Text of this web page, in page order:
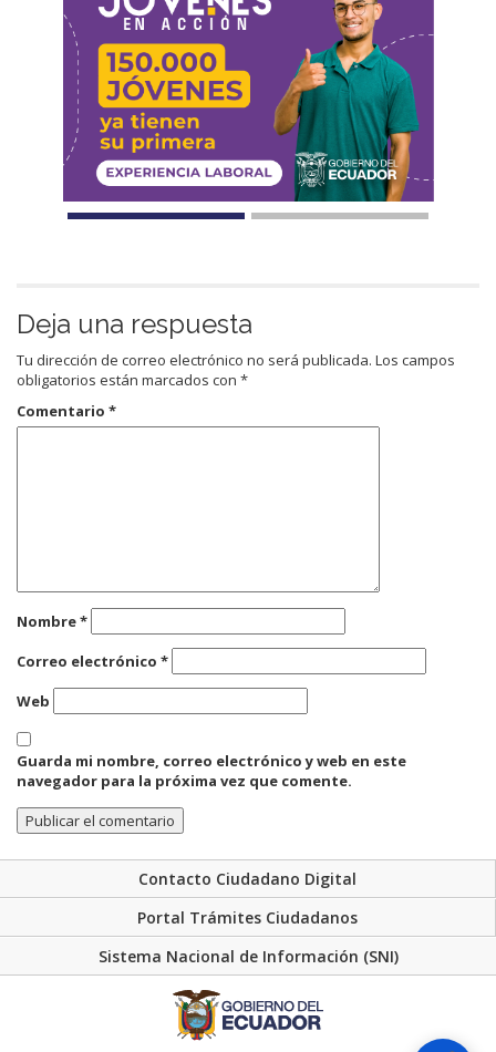
Deja una respuesta
Tu dirección de correo electrónico no será publicada. Los campos
obligatorios están marcados con *
Comentario *
Nombre*
Correo electrónico *
Web
Guarda mi nombre, correo electrónico y web en este
navegador para la próxima vez que comente.
Contacto Ciudadano Digital
Portal Trámites Ciudadanos
Sistema Nacional de Información (SNI)